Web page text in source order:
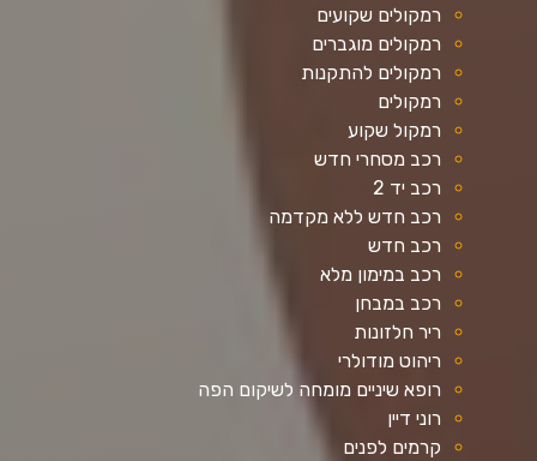
רמקולים שקועים
רמקולים מוגברים
רמקולים להתקנות
רמקולים
רמקול שקוע
רכב מסחרי חדש
רכב יד 2
רכב חדש ללא מקדמה
רכב חדש
רכב במימון מלא
רכב במבחן
ריר חלזונות
ריהוט מודולרי
רופא שיניים מומחה לשיקום הפה
רוני דיין
קרמים לפנים